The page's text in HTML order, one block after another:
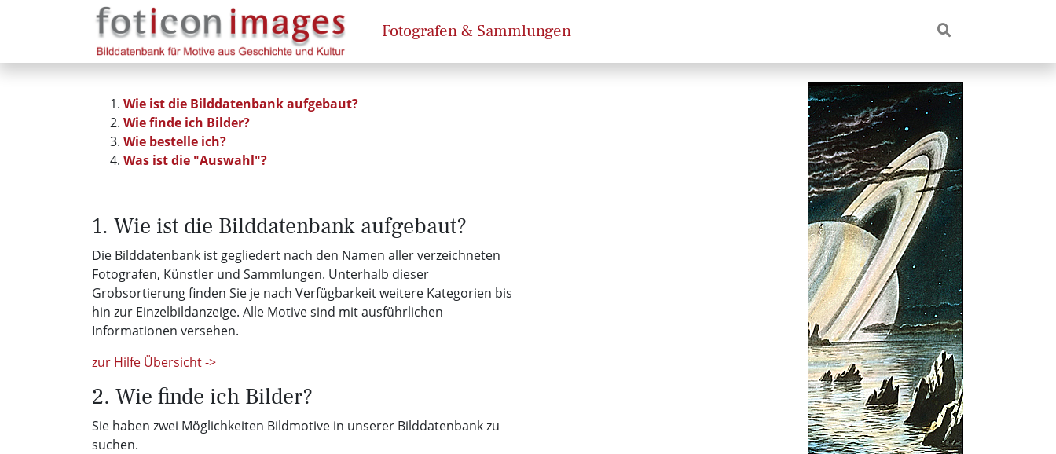
Fotografen & Sammlungen
Wie ist die Bilddatenbank aufgebaut?
Wie finde ich Bilder?
Wie bestelle ich?
Was ist die "Auswahl"?
1. Wie ist die Bilddatenbank aufgebaut?
Die Bilddatenbank ist gegliedert nach den Namen aller verzeichneten
Fotografen, Künstler und Sammlungen. Unterhalb dieser
Grobsortierung finden Sie je nach Verfügbarkeit weitere Kategorien bis
hin zur Einzelbildanzeige. Alle Motive sind mit ausführlichen
Informationen versehen.
zur Hilfe Übersicht ->
2. Wie finde ich Bilder?
Sie haben zwei Möglichkeiten Bildmotive in unserer Bilddatenbank zu
suchen.